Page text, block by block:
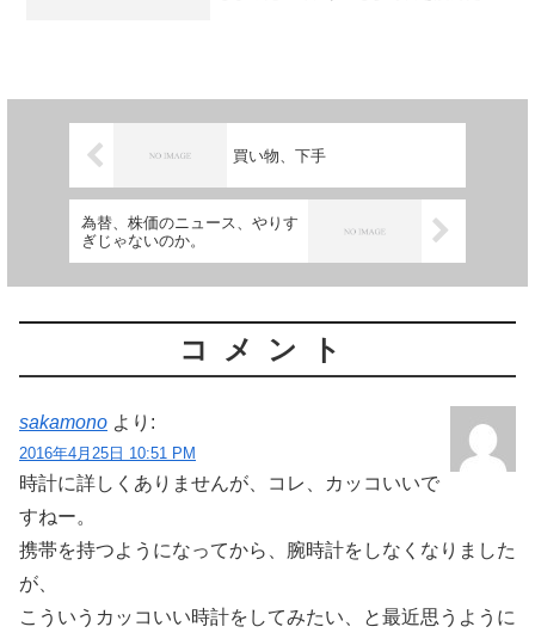
買い物、下手
為替、株価のニュース、やりす
ぎじゃないのか。
コメント
sakamono より:
2016年4月25日 10:51 PM
時計に詳しくありませんが、コレ、カッコいいで
すねー。
携帯を持つようになってから、腕時計をしなくなりました
が、
こういうカッコいい時計をしてみたい、と最近思うように